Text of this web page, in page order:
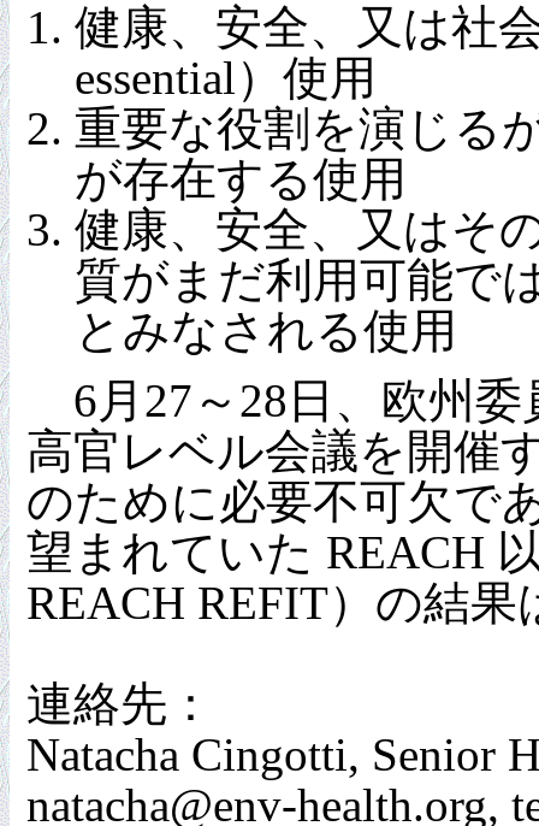
健康、安全、又は社
essential）使用
重要な役割を演じる
が存在する使用
健康、安全、又はそ
質がまだ利用可能で
とみなされる使用
6月27～28日、欧州委
高官レベル会議を開催
のために必要不可欠で
望まれていた REACH
REACH REFIT）の結
連絡先：
Natacha Cingotti, Senior
natacha@env-health.org,